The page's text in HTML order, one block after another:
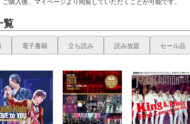
購入後、マイページより閲覧していただくことが可能です。
覧
電子書籍 立ち読み 読み放題 セール品